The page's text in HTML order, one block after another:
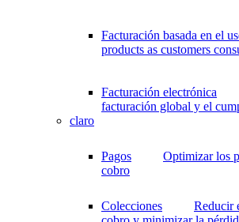
Facturación basada en el
products as customers
Facturación electrónica
facturación global y el
claro
Pagos
Optimizar los
cobro
Colecciones
Reducir